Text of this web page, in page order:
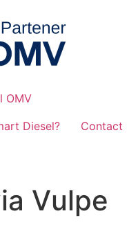
OMV
Diesel?
Contact
Vulpe